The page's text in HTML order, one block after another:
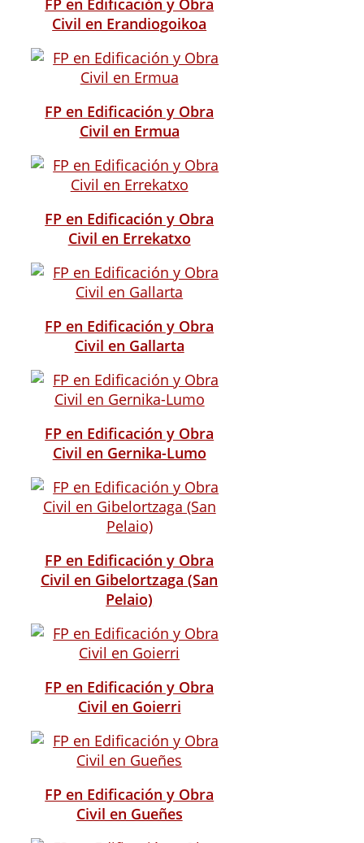
FP en Edificación y Obra
Civil en Erandiogoikoa
FP en Edificación y Obra
Civil en Ermua
FP en Edificación y Obra
Civil en Errekatxo
FP en Edificación y Obra
Civil en Gallarta
FP en Edificación y Obra
Civil en Gernika-Lumo
FP en Edificación y Obra
Civil en Gibelortzaga (San
Pelaio)
FP en Edificación y Obra
Civil en Goierri
FP en Edificación y Obra
Civil en Gueñes